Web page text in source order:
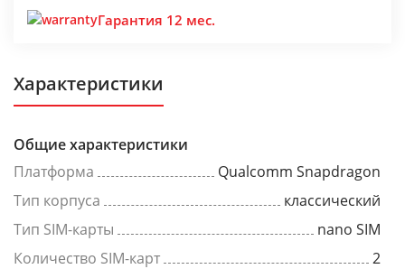
Гарантия 12 мес.
Характеристики
Общие характеристики
Платформа
Qualcomm Snapdragon
Тип корпуса
классический
Тип SIM-карты
nano SIM
Количество SIM-карт
2